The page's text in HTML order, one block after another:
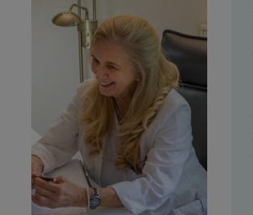
o
disminuir
volumen.